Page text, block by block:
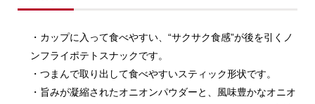
・カップに入って食べやすい、“サクサク食感”が後を引くノ
ンフライポテトスナックです。
・つまんで取り出して食べやすいスティック形状です。
・旨みが凝縮されたオニオンパウダーと、風味豊かなオニオ